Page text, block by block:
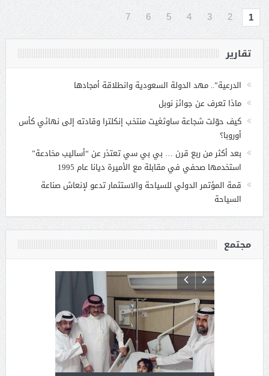
1
2
3
4
5
6
7
تقارير
الدرعية”.. مهد الدولة السعودية وانطلاقة أمجادها
ماذا تعرف عن جوائز نوبل
كيف حوّلت شجاعة ساوثغيت منتخب إنكلترا وقادته إلى نهائي كأس
أوروبا؟
بعد أكثر من ربع قرن … بي بي سي تعتذر عن “أساليب مخادعة”
استخدمها صحفي في مقابلة مع الأميرة ديانا عام 1995
قمة المؤتمر الدولي للسياحة والاستثمار تدعو لإنعاش صناعة
السياحة
مجتمع